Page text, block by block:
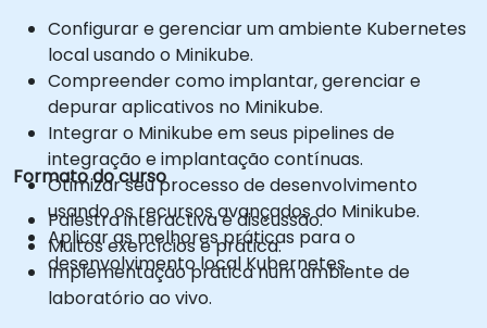
Configurar e gerenciar um ambiente Kubernetes
local usando o Minikube.
Compreender como implantar, gerenciar e
depurar aplicativos no Minikube.
Integrar o Minikube em seus pipelines de
integração e implantação contínuas.
Otimizar seu processo de desenvolvimento
usando os recursos avançados do Minikube.
Aplicar as melhores práticas para o
desenvolvimento local Kubernetes.
Formato do curso
Palestra interactiva e discussão.
Muitos exercícios e prática.
Implementação prática num ambiente de
laboratório ao vivo.